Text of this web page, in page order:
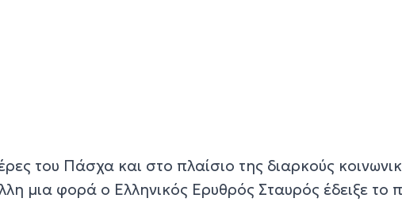
του Πάσχα και στο πλαίσιο της διαρκούς
μια φορά ο Ελληνικός Ερυθρός Σταυρός έδειξε το